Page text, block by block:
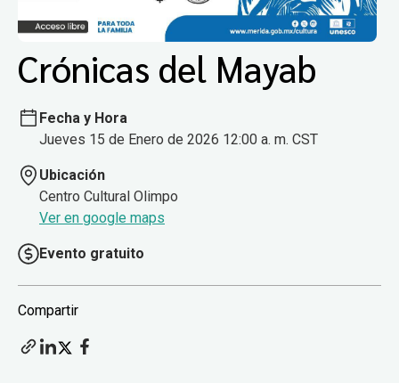
Crónicas del Mayab
Fecha y Hora
Jueves 15 de Enero de 2026 12:00 a. m. CST
Ubicación
Centro Cultural Olimpo
Ver en google maps
Evento gratuito
Compartir